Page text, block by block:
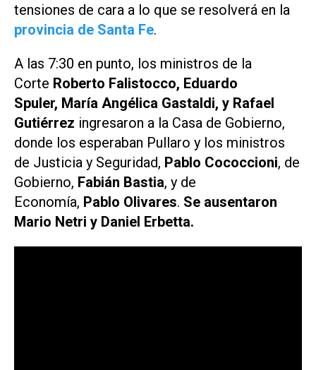
tensiones de cara a lo que se resolverá en la
provincia de Santa Fe.
A las 7:30 en punto, los ministros de la
Corte Roberto Falistocco, Eduardo
Spuler, María Angélica Gastaldi, y Rafael
Gutiérrez ingresaron a la Casa de Gobierno,
donde los esperaban Pullaro y los ministros
de Justicia y Seguridad, Pablo Cococcioni, de
Gobierno, Fabián Bastia, y de
Economía, Pablo Olivares. Se ausentaron
Mario Netri y Daniel Erbetta.